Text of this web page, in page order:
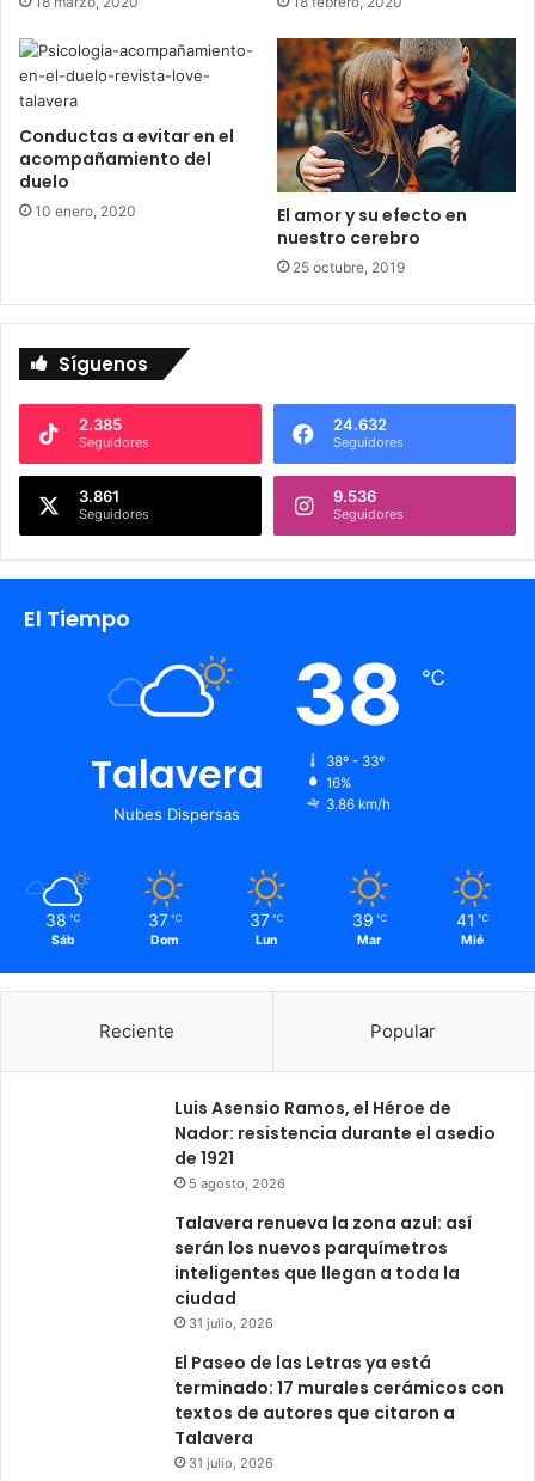
Conductas a evitar en el
acompañamiento del
duelo
10 enero, 2020
El amor y su efecto en
nuestro cerebro
25 octubre, 2019
Síguenos
2.385
Seguidores
24.632
Seguidores
3.861
Seguidores
9.536
Seguidores
El Tiempo
Talavera
Nubes Dispersas
38 ℃
38º - 33º
16%
3.86 km/h
38 ℃
Sáb
37 ℃
Dom
37 ℃
Lun
39 ℃
Mar
41 ℃
Mié
Reciente Popular
Luis Asensio Ramos, el Héroe de
Nador: resistencia durante el asedio
de 1921
5 agosto, 2026
Talavera renueva la zona azul: así
serán los nuevos parquímetros
inteligentes que llegan a toda la
ciudad
31 julio, 2026
El Paseo de las Letras ya está
terminado: 17 murales cerámicos con
textos de autores que citaron a
Talavera
31 julio, 2026